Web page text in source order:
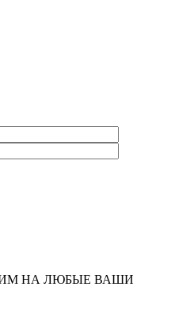
НА ЛЮБЫЕ ВАШИ